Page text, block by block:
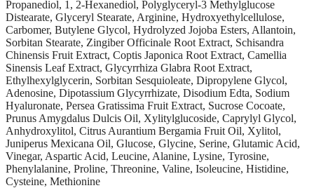
Propanediol, 1, 2-Hexanediol, Polyglyceryl-3 Methylglucose
Distearate, Glyceryl Stearate, Arginine, Hydroxyethylcellulose,
Carbomer, Butylene Glycol, Hydrolyzed Jojoba Esters, Allantoin,
Sorbitan Stearate, Zingiber Officinale Root Extract, Schisandra
Chinensis Fruit Extract, Coptis Japonica Root Extract, Camellia
Sinensis Leaf Extract, Glycyrrhiza Glabra Root Extract,
Ethylhexylglycerin, Sorbitan Sesquioleate, Dipropylene Glycol,
Adenosine, Dipotassium Glycyrrhizate, Disodium Edta, Sodium
Hyaluronate, Persea Gratissima Fruit Extract, Sucrose Cocoate,
Prunus Amygdalus Dulcis Oil, Xylitylglucoside, Caprylyl Glycol,
Anhydroxylitol, Citrus Aurantium Bergamia Fruit Oil, Xylitol,
Juniperus Mexicana Oil, Glucose, Glycine, Serine, Glutamic Acid,
Vinegar, Aspartic Acid, Leucine, Alanine, Lysine, Tyrosine,
Phenylalanine, Proline, Threonine, Valine, Isoleucine, Histidine,
Cysteine, Methionine